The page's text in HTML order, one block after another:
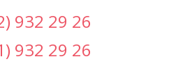
932 29 26
932 29 26